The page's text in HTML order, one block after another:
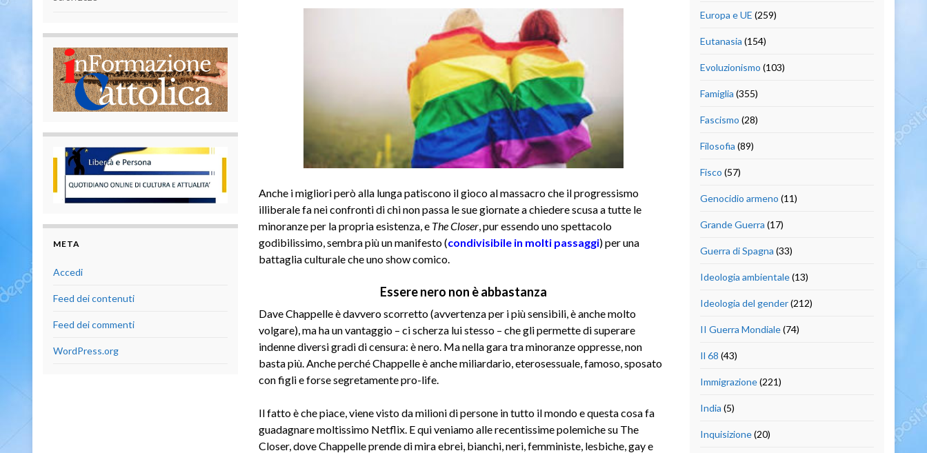
Anche i migliori però alla lunga patiscono il gioco al massacro che il progressismo
illiberale fa nei confronti di chi non passa le sue giornate a chiedere scusa a tutte le
minoranze per la propria esistenza, e The Closer, pur essendo uno spettacolo
godibilissimo, sembra più un manifesto (condivisibile in molti passaggi) per una
battaglia culturale che uno show comico.
Essere nero non è abbastanza
Dave Chappelle è davvero scorretto (avvertenza per i più sensibili, è anche molto
volgare), ma ha un vantaggio – ci scherza lui stesso – che gli permette di superare
indenne diversi gradi di censura: è nero. Ma nella gara tra minoranze oppresse, non
basta più. Anche perché Chappelle è anche miliardario, eterosessuale, famoso, sposato
con figli e forse segretamente pro-life.
Il fatto è che piace, viene visto da milioni di persone in tutto il mondo e questa cosa fa
guadagnare moltissimo Netflix. E qui veniamo alle recentissime polemiche su The
Closer, dove Chappelle prende di mira ebrei, bianchi, neri, femministe, lesbiche, gay e
META
Accedi
Feed dei contenuti
Feed dei commenti
WordPress.org
Europa e UE (259)
Eutanasia (154)
Evoluzionismo (103)
Famiglia (355)
Fascismo (28)
Filosofia (89)
Fisco (57)
Genocidio armeno (11)
Grande Guerra (17)
Guerra di Spagna (33)
Ideologia ambientale(13)
Ideologia del gender(212)
II Guerra Mondiale(74)
Il 68 (43)
Immigrazione(221)
India (5)
Inquisizione(20)